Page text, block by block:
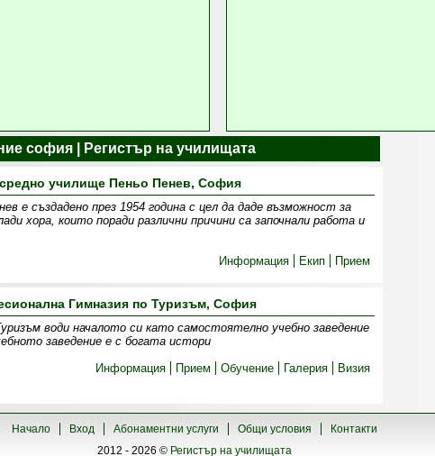
софия | Регистър на училищата
училище Пеньо Пенев, София
е създадено през 1954 година с цел да даде възможност за
хора, които поради различни причини са започнали работа и
Информация
Екип Прием
Гимназия по Туризъм, София
води началото си като самостоятелно учебно заведение
заведение е с богата истори
Информация
Прием Обучение Галерия Визия
Начало Вход Абонаментни услуги Общи условия
Контакти
2012 - 2026 © Регистър на училищата